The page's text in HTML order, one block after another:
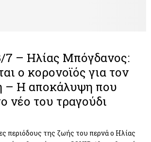
7 – Ηλίας Μπόγδανος:
ο κορονοϊός για τον
– Η αποκάλυψη που
νέο του τραγούδι
περιόδους της ζωής του περνά ο Ηλίας